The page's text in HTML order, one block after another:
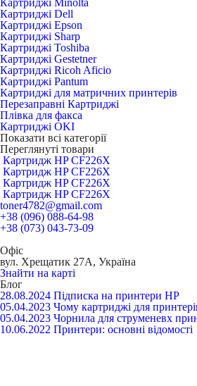
Картриджі Minolta
Картриджі Dell
Картриджі Epson
Картриджі Sharp
Картриджі Toshiba
Картриджі Gestetner
Картриджі Ricoh Aficio
Картриджі Pantum
Картриджі для матричних принтерів
Перезаправні Картриджі
Плівка для факса
Картриджі OKI
Показати всі категорії
Переглянуті товари
Картридж HP CF226X
Картридж HP CF226X
Картридж HP CF226X
Картридж HP CF226X
toner4782@gmail.com
+38 (096) 088-64-98
+38 (073) 043-73-09
Офіс
вул. Хрещатик 27А, Україна
Знайти на карті
Блог
28.08.2024 Підписка на принтери HP
05.04.2023 Чому картриджі для
05.04.2023 Чорнила для струменевх
10.06.2022 Принтери: основні відомості